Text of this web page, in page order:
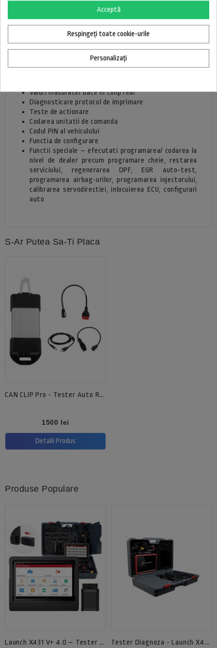
Principalele motive pentru a va achizitiona
testerul auto Clip Com
Interfata USB 2.0 inteligenta completa
Recunoasterea automata ECU
Scanarea automata a vehiculelor
Valori masurate/ date in timp real
Diagnosticare protocol de imprimare
Teste de actionare
Codarea unitatii de comanda
Codul PIN al vehiculului
Functia de configurare
Functii speciale – efecutati programarea/ codarea la
nivel de dealer precum programare cheie, restarea
serviciului, regenerarea DPF, EGR auto-test,
programarea airbag-urilor, programarea injectorului,
calibrarea servodirectiei, inlocuierea ECU, configurari
auto
S-Ar Putea Sa-Ti Placa
CAN CLIP Pro - Tester Auto Reprezentanta
Pret
1500 lei
Detalii Produs
Produse Populare
Launch X431 V+ 4.0 – Tester De Diagnoză Auto Profesional Cu Accesorii Complete Tester Diagnoza - Launch X431 Master V PRO
Acceptă
Respingeți toate cookie-urile
Personalizați